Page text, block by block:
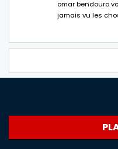
omar bendouro
jamais vu les